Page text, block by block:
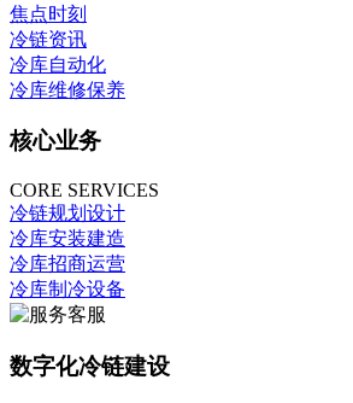
焦点时刻
冷链资讯
冷库自动化
冷库维修保养
核心业务
CORE SERVICES
冷链规划设计
冷库安装建造
冷库招商运营
冷库制冷设备
数字化冷链建设